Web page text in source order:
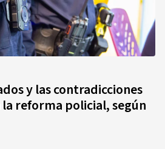
y las contradicciones
reforma policial, según